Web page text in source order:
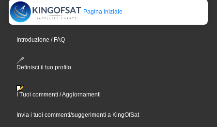
Pagina iniziale
Introduzione / FAQ
Definisci il tuo profilo
I Tuoi commenti / Aggiornamenti
Invia i tuoi commenti/suggerimenti a KingOfSat